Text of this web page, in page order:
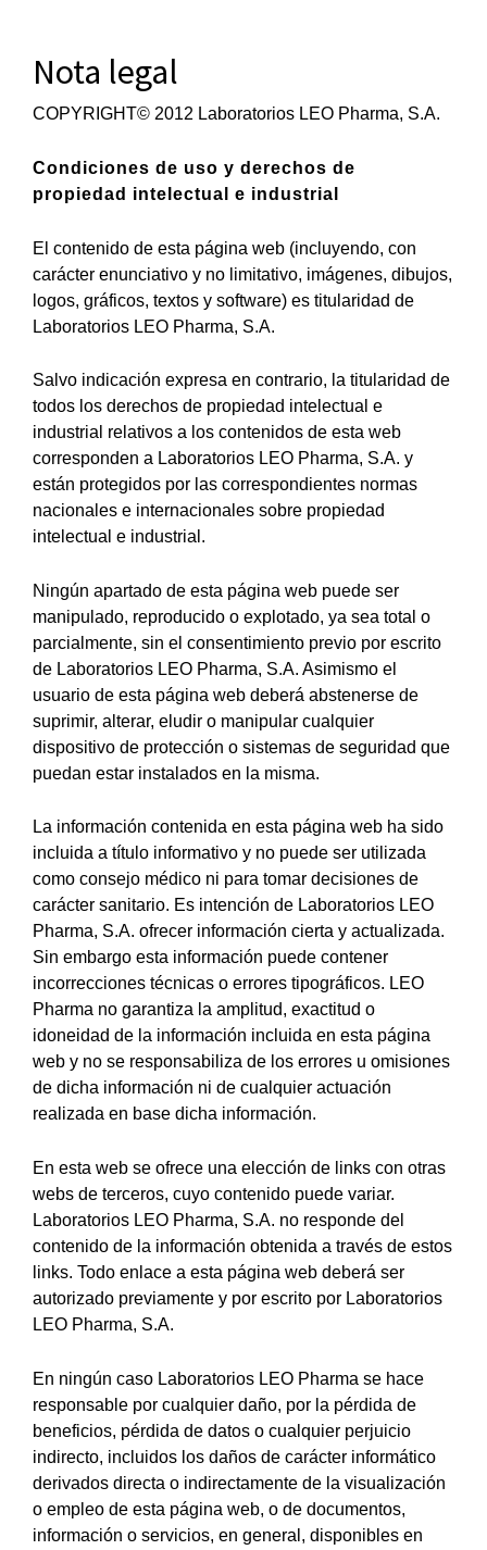
Nota legal
COPYRIGHT© 2012 Laboratorios LEO Pharma, S.A.
Condiciones de uso y derechos de
propiedad intelectual e industrial
El contenido de esta página web (incluyendo, con
carácter enunciativo y no limitativo, imágenes, dibujos,
logos, gráficos, textos y software) es titularidad de
Laboratorios LEO Pharma, S.A.
Salvo indicación expresa en contrario, la titularidad de
todos los derechos de propiedad intelectual e
industrial relativos a los contenidos de esta web
corresponden a Laboratorios LEO Pharma, S.A. y
están protegidos por las correspondientes normas
nacionales e internacionales sobre propiedad
intelectual e industrial.
Ningún apartado de esta página web puede ser
manipulado, reproducido o explotado, ya sea total o
parcialmente, sin el consentimiento previo por escrito
de Laboratorios LEO Pharma, S.A. Asimismo el
usuario de esta página web deberá abstenerse de
suprimir, alterar, eludir o manipular cualquier
dispositivo de protección o sistemas de seguridad que
puedan estar instalados en la misma.
La información contenida en esta página web ha sido
incluida a título informativo y no puede ser utilizada
como consejo médico ni para tomar decisiones de
carácter sanitario. Es intención de Laboratorios LEO
Pharma, S.A. ofrecer información cierta y actualizada.
Sin embargo esta información puede contener
incorrecciones técnicas o errores tipográficos. LEO
Pharma no garantiza la amplitud, exactitud o
idoneidad de la información incluida en esta página
web y no se responsabiliza de los errores u omisiones
de dicha información ni de cualquier actuación
realizada en base dicha información.
En esta web se ofrece una elección de links con otras
webs de terceros, cuyo contenido puede variar.
Laboratorios LEO Pharma, S.A. no responde del
contenido de la información obtenida a través de estos
links. Todo enlace a esta página web deberá ser
autorizado previamente y por escrito por Laboratorios
LEO Pharma, S.A.
En ningún caso Laboratorios LEO Pharma se hace
responsable por cualquier daño, por la pérdida de
beneficios, pérdida de datos o cualquier perjuicio
indirecto, incluidos los daños de carácter informático
derivados directa o indirectamente de la visualización
o empleo de esta página web, o de documentos,
información o servicios, en general, disponibles en